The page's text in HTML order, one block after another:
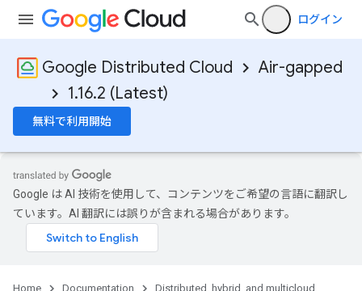
ログイン
Google Distributed Cloud
Air-gapped
1.16.2 (Latest)
無料で利用開始
Google は AI 技術を使用して、コンテンツをご希望の言語に翻訳し
ています。AI 翻訳には誤りが含まれる場合があります。
Home Documentation
Distributed, hybrid, and multicloud